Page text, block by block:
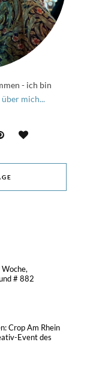
- ich bin
mich...
# 882
Crop Am Rhein
Event des